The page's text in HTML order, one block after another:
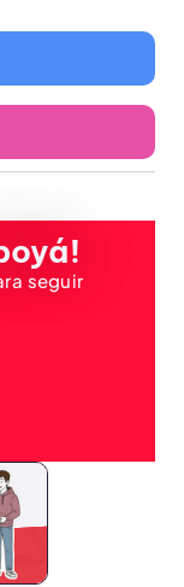
seguir